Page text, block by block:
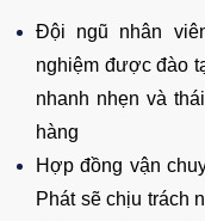
Đội ngũ nhân
nghiệm được đào
nhanh nhẹn và
hàng
Hợp đồng vận
Phát sẽ chịu trách